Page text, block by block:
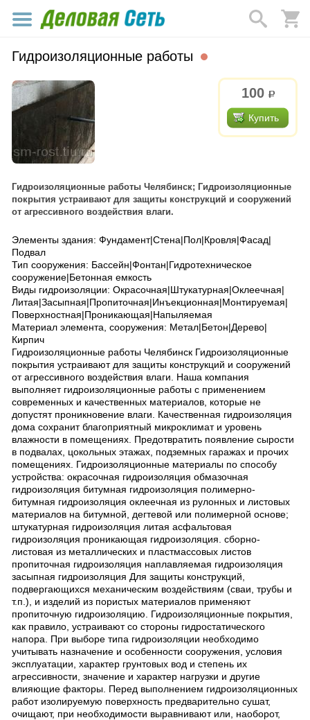
Гидроизоляционные работы
100 р.
Купить
Гидроизоляционные работы Челябинск; Гидроизоляционные
покрытия устраивают для защиты конструкций и сооружений
от агрессивного воздействия влаги.
Элементы здания: Фундамент|Стена|Пол|Кровля|Фасад|
Подвал
Тип сооружения: Бассейн|Фонтан|Гидротехническое
сооружение|Бетонная емкость
Виды гидроизоляции: Окрасочная|Штукатурная|Оклеечная|
Литая|Засыпная|Пропиточная|Инъекционная|Монтируемая|
Поверхностная|Проникающая|Напыляемая
Материал элемента, сооружения: Метал|Бетон|Дерево|
Кирпич
Гидроизоляционные работы Челябинск Гидроизоляционные
покрытия устраивают для защиты конструкций и сооружений
от агрессивного воздействия влаги. Наша компания
выполняет гидроизоляционные работы с применением
современных и качественных материалов, которые не
допустят проникновение влаги. Качественная гидроизоляция
дома сохранит благоприятный микроклимат и уровень
влажности в помещениях. Предотвратить появление сырости
в подвалах, цокольных этажах, подземных гаражах и прочих
помещениях. Гидроизоляционные материалы по способу
устройства: окрасочная гидроизоляция обмазочная
гидроизоляция битумная гидроизоляция полимерно-
битумная гидроизоляция оклеечная из рулонных и листовых
материалов на битумной, дегтевой или полимерной основе;
штукатурная гидроизоляция литая асфальтовая
гидроизоляция проникающая гидроизоляция. сборно-
листовая из металлических и пластмассовых листов
пропиточная гидроизоляция наплавляемая гидроизоляция
засыпная гидроизоляция Для защиты конструкций,
подвергающихся механическим воздействиям (сваи, трубы и
т.п.), и изделий из пористых материалов применяют
пропиточную гидроизоляцию. Гидроизоляционные покрытия,
как правило, устраивают со стороны гидростатического
напора. При выборе типа гидроизоляции необходимо
учитывать назначение и особенности сооружения, условия
эксплуатации, характер грунтовых вод и степень их
агрессивности, значение и характер нагрузки и другие
влияющие факторы. Перед выполнением гидроизоляционных
работ изолируемую поверхность предварительно сушат,
очищают, при необходимости выравнивают или, наоборот,